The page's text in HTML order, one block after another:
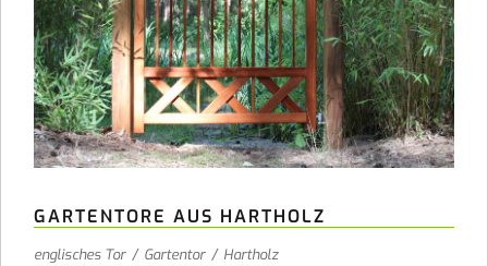
GARTENTORE AUS HARTHOLZ
englisches Tor / Gartentor / Hartholz